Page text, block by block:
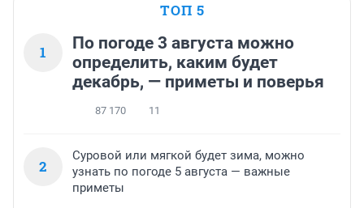
ТОП 5
1
По погоде 3 августа можно
определить, каким будет
декабрь, — приметы и поверья
87 170 11
2
Суровой или мягкой будет зима, можно
узнать по погоде 5 августа — важные
приметы